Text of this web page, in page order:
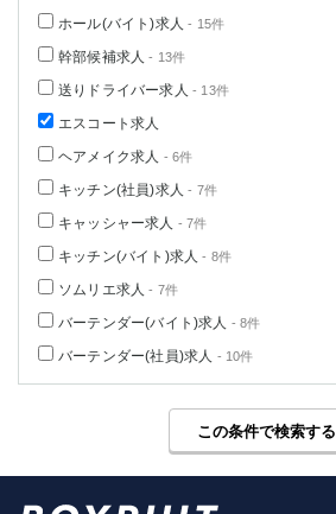
ホール(バイト)求人 - 15件
幹部候補求人 - 13件
送りドライバー求人 - 13件
エスコート求人
ヘアメイク求人 - 6件
キッチン(社員)求人 - 7件
キャッシャー求人 - 7件
キッチン(バイト)求人 - 8件
ソムリエ求人 - 7件
バーテンダー(バイト)求人 - 8件
バーテンダー(社員)求人 - 10件
この条件で検索する